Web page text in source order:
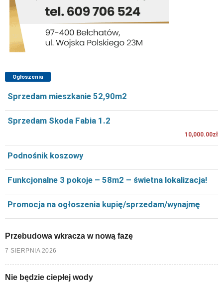
Ogłoszenia
Sprzedam mieszkanie 52,90m2
Sprzedam Skoda Fabia 1.2
10,000.00zł
Podnośnik koszowy
Funkcjonalne 3 pokoje – 58m2 – świetna lokalizacja!
Promocja na ogłoszenia kupię/sprzedam/wynajmę
Przebudowa wkracza w nową fazę
7 SIERPNIA 2026
Nie będzie ciepłej wody